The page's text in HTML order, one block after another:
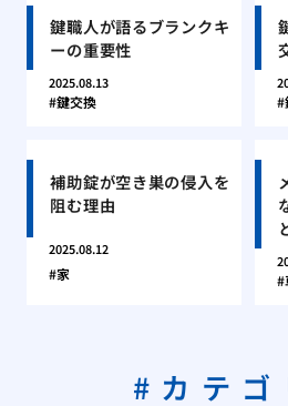
鍵職人が語るブランクキ
ーの重要性
2025.08.13
鍵交換
補助錠が空き巣の侵入を
阻む理由
2025.08.12
家
カテゴ